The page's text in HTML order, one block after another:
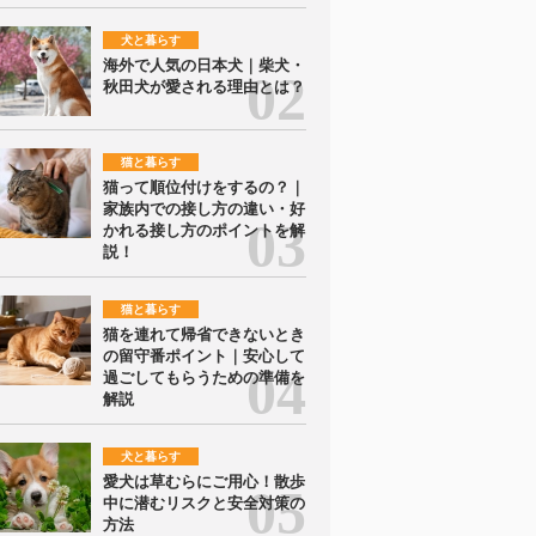
犬と暮らす
海外で人気の日本犬｜柴犬・
秋田犬が愛される理由とは？
猫と暮らす
猫って順位付けをするの？｜
家族内での接し方の違い・好
かれる接し方のポイントを解
説！
猫と暮らす
猫を連れて帰省できないとき
の留守番ポイント｜安心して
過ごしてもらうための準備を
解説
犬と暮らす
愛犬は草むらにご用心！散歩
中に潜むリスクと安全対策の
方法